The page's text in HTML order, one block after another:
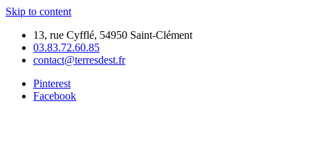
Skip to content
13, rue Cyfflé, 54950 Saint-Clément
03.83.72.60.85
contact@terresdest.fr
Pinterest
Facebook